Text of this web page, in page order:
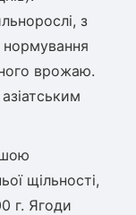
з
врожаю.
щільності,
г. Ягоди